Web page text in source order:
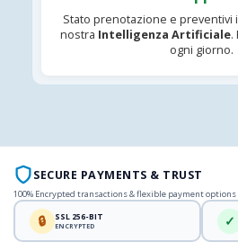
Stato prenotazione e preventivi
nostra Intelligenza Artificiale.
ogni giorno.
SECURE PAYMENTS & TRUST
100% Encrypted transactions & flexible payment options
🔒 SSL 256-BIT
ENCRYPTED ✓